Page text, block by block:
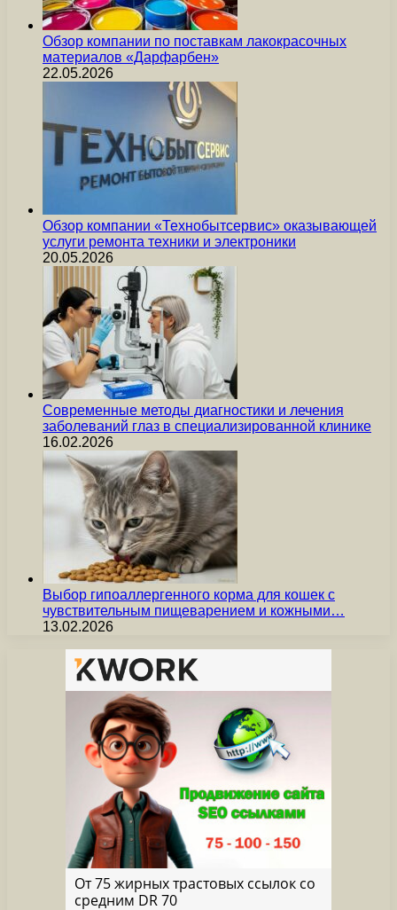
Обзор компании по поставкам лакокрасочных
материалов «Дарфарбен»
22.05.2026
Обзор компании «Технобытсервис» оказывающей
услуги ремонта техники и электроники
20.05.2026
Современные методы диагностики и лечения
заболеваний глаз в специализированной клинике
16.02.2026
Выбор гипоаллергенного корма для кошек с
чувствительным пищеварением и кожными…
13.02.2026